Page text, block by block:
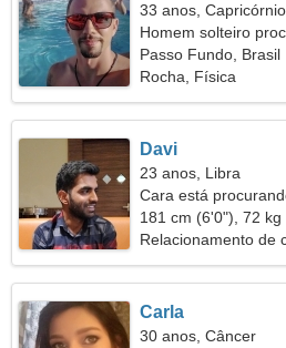
33 anos, Capricórnio
Homem solteiro
Passo Fundo, Brasil
Rocha, Física
Davi
23 anos, Libra
Cara está
181 cm (6'0"), 72 kg
Relacionamento de
Carla
30 anos, Câncer